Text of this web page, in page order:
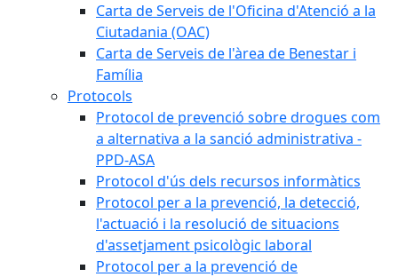
Carta de Serveis de l'Oficina d'Atenció a la
Ciutadania (OAC)
Carta de Serveis de l'àrea de Benestar i
Família
Protocols
Protocol de prevenció sobre drogues com
a alternativa a la sanció administrativa -
PPD-ASA
Protocol d'ús dels recursos informàtics
Protocol per a la prevenció, la detecció,
l'actuació i la resolució de situacions
d'assetjament psicològic laboral
Protocol per a la prevenció de